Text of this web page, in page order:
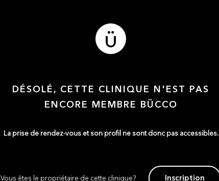
DÉSOLÉ, CETTE CLINIQUE N'EST PAS
ENCORE MEMBRE BÜCCO
La prise de rendez-vous et son profil ne sont donc pas accessibles.
Vous êtes le propriétaire de cette clinique? Inscription